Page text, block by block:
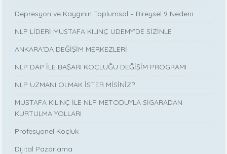
Depresyon ve Kaygının Toplumsal – Bireysel 9 Nedeni
NLP LİDERİ MUSTAFA KILINÇ UDEMY'DE SİZİNLE
ANKARA’DA DEĞİŞİM MERKEZLERİ
NLP DAP İLE BAŞARI KOÇLUĞU DEĞİŞİM PROGRAMI
NLP UZMANI OLMAK İSTER MİSİNİZ?
MUSTAFA KILINÇ İLE NLP METODUYLA SİGARADAN
KURTULMA YOLLARI
Profesyonel Koçluk
Dijital Pazarlama